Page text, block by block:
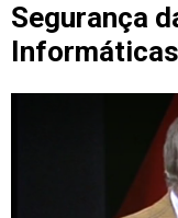
Segurança
Informáticas